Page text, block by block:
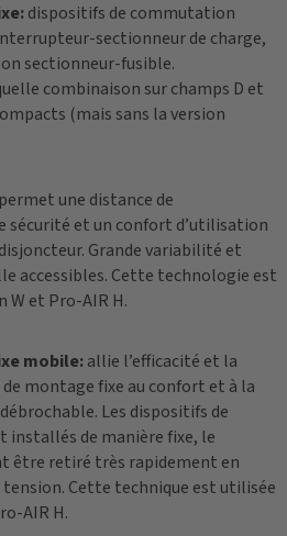
dispositifs de commutation
sectionneur de charge,
sectionneur-fusible.
combinaison sur champs D et
(mais sans la version
permet une distance de
sécurité et un confort d’utilisation
Grande variabilité et
accessibles. Cette technologie est
W et Pro-AIR H.
mobile:allie l’efficacité et la
montage fixe au confort et à la
Les dispositifs de
de manière fixe, le
être retiré très rapidement en
tension. Cette technique est utilisée
AIR H.